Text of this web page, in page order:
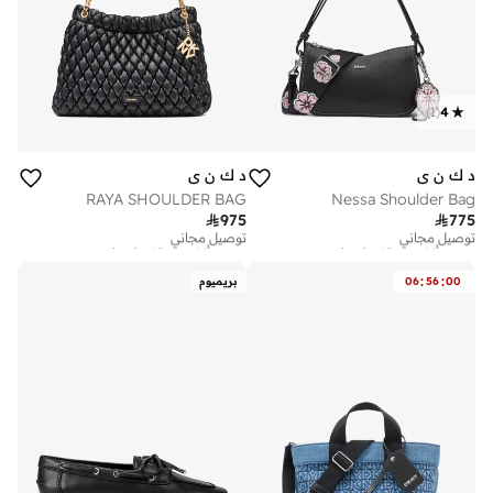
4
(
1
)
د ك ن ي
Nessa Shoulder Bag
775
توصيل مجاني
تم بيع أكثر من 10 مؤخرا
د ك ن ي
RAYA SHOULDER BAG
975
توصيل مجاني
تم بيع أكثر من 10 مؤخرا
06:56:00 بريميوم